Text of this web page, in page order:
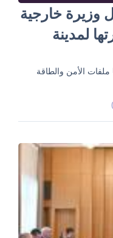
وزيرة خارجية
لمدينة
الأمن والطاقة